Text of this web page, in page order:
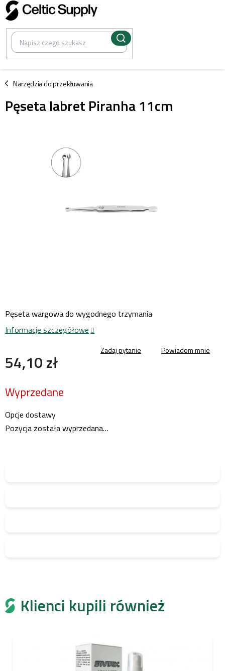
Przejść
do
treści
Narzędzia do przekłuwania
/
Pęseta labret Piranha 11cm
54,10 zł
jednostkowa:
Wyprzedane
Opcje dostawy
Pozycja została wyprzedana…
Pęseta wargowa do wygodnego trzymania
Informacje szczegółowe
Zadaj pytanie Powiadom mnie
Klienci kupili również